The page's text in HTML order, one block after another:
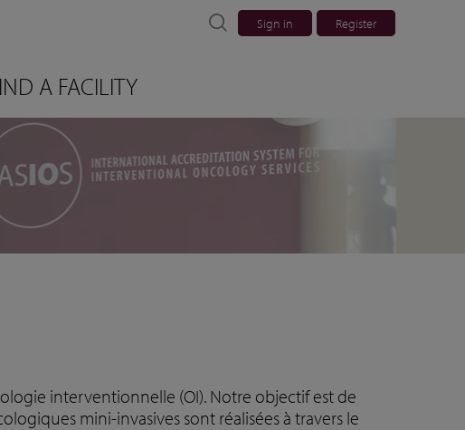
Sign in Register
A FACILITY
interventionnelle (OI). Notre objectif est de
mini-invasives sont réalisées à travers le